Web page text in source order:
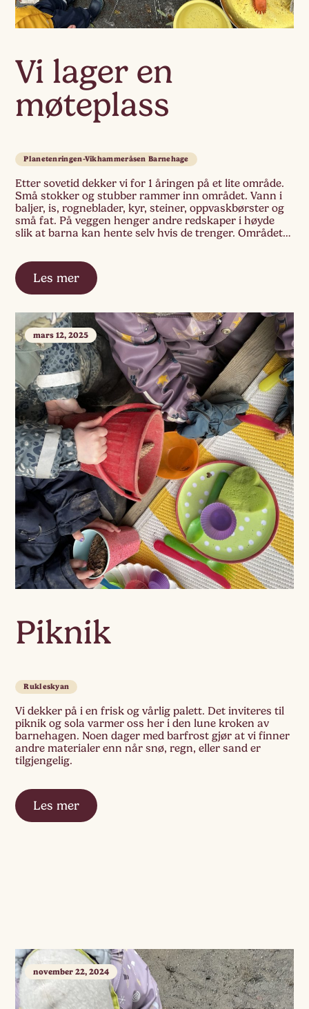
Vi lager en
møteplass
Planetenringen-Vikhammeråsen Barnehage
Etter sovetid dekker vi for 1 åringen på et lite område.
Små stokker og stubber rammer inn området. Vann i
baljer, is, rogneblader, kyr, steiner, oppvaskbørster og
små fat. På veggen henger andre redskaper i høyde
slik at barna kan hente selv hvis de trenger. Området
Les mer
Piknik
mars 12, 2025
Rukleskyan
Vi dekker på i en frisk og vårlig palett. Det inviteres til
piknik og sola varmer oss her i den lune kroken av
barnehagen. Noen dager med barfrost gjør at vi finner
andre materialer enn når snø, regn, eller sand er
tilgjengelig.
Les mer
november 22, 2024